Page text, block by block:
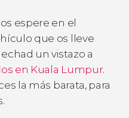
espere en el
que os lleve
un vistazo a
en Kuala Lumpur.
la más barata, para